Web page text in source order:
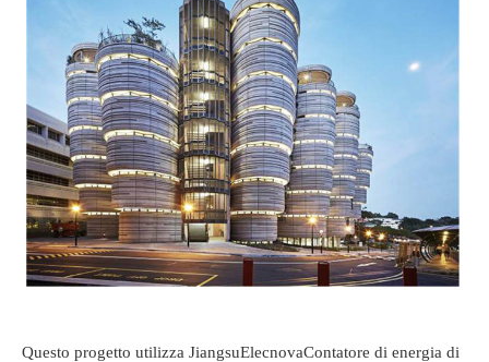
Questo progetto utilizza JiangsuElecnovaContatore di energia di